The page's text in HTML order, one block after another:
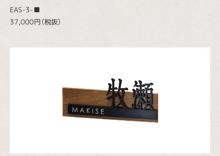
EAS-3-■
37,000円（税抜）